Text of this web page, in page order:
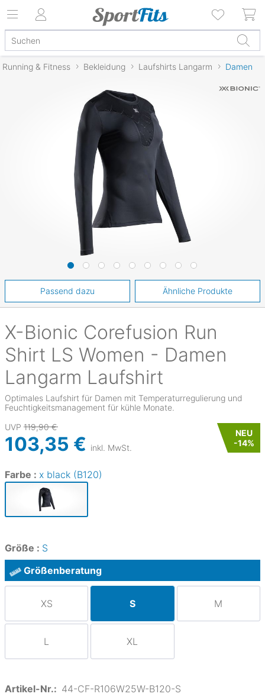
Running & Fitness Bekleidung Laufshirts Langarm Damen
X-Bionic Corefusion Run
Shirt LS Women - Damen
Langarm Laufshirt
Optimales Laufshirt für Damen mit Temperaturregulierung und
Feuchtigkeitsmanagement für kühle Monate.
UVP 119,90 €
103,35 € inkl. MwSt.
NEU
-14%
Farbe : x black (B120)
Größe : S
Größenberatung
XS S M
L XL
Artikel-Nr.: 44-CF-R106W25W-B120-S
Passend dazu Ähnliche Produkte